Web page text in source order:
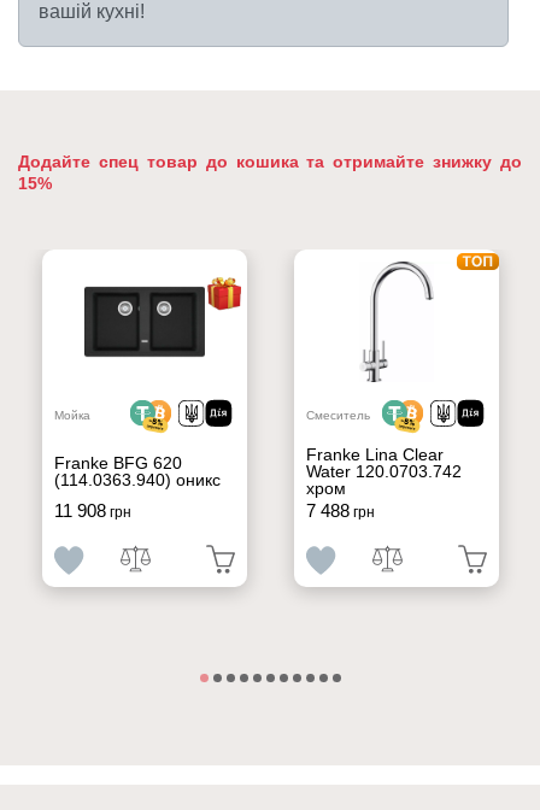
вашій кухні!
Додайте спец товар до кошика та отримайте знижку до
15%
Мойка
Franke BFG 620
(114.0363.940) оникс
11 908грн
Смеситель
Franke Lina Clear
Water 120.0703.742
хром
7 488грн